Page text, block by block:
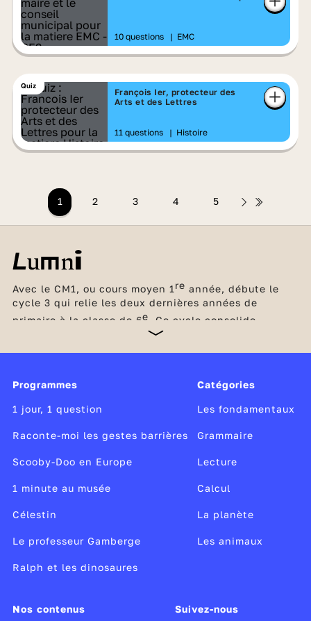
10 questions | EMC
Quiz
François Ier, protecteur des
Arts et des Lettres
11 questions | Histoire
1 2 3 4 5
Avec le CM1, ou cours moyen 1re année, débute le
cycle 3 qui relie les deux dernières années de
primaire à la classe de 6e . Ce cycle consolide
l’acquisition des savoirs fondamentaux et initie la
au cœur de tous les apprentissages du cycle. Dès le
CM1, les élèves consolident leurs apprentissages
dans ces domaines et découvrent également les
sciences et la technologie,
Programmes
1 jour, 1 question
Raconte-moi les gestes barrières
Scooby-Doo en Europe
1 minute au musée
Célestin
Le professeur Gamberge
Ralph et les dinosaures
Catégories
Les fondamentaux
Grammaire
Lecture
Calcul
La planète
Les animaux
Nos contenus Suivez-nous